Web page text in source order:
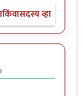
किंवासदस्य व्हा